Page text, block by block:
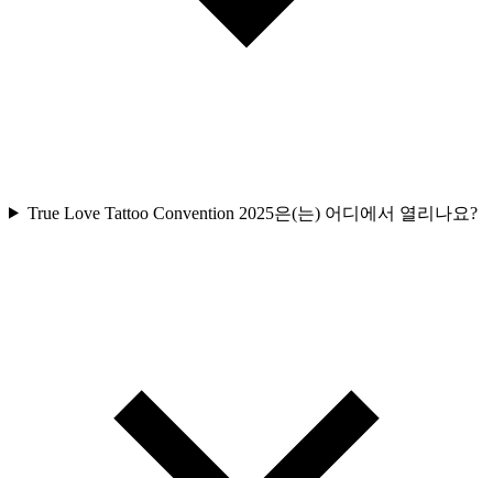
True Love Tattoo Convention 2025은(는) 어디에서 열리나요?